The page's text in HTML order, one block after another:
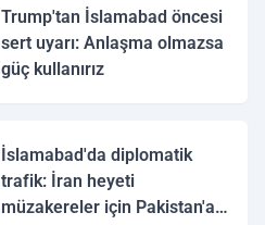
Trump'tan İslamabad öncesi
sert uyarı: Anlaşma olmazsa
güç kullanırız
İslamabad'da diplomatik
trafik: İran heyeti
müzakereler için Pakistan'a